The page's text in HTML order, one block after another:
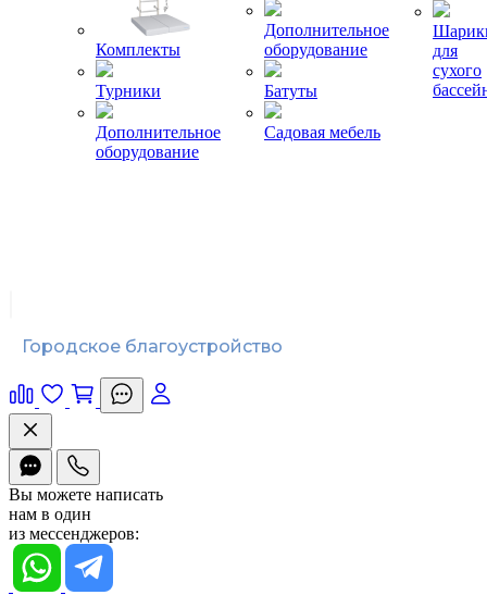
Комплекты
Турники
Дополнительное
оборудование
Дополнительное
оборудование
Батуты
Садовая мебель
для
сухого
Городское благоустройство
Вы можете написать
нам в один
из мессенджеров: